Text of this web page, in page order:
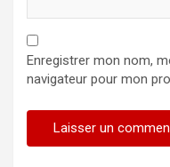
Enregistrer mon nom,
navigateur pour mon